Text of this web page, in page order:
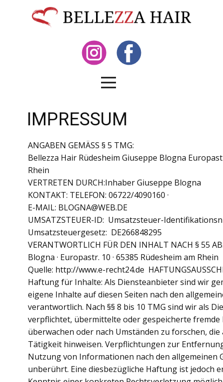
IMPRESSUM
ANGABEN GEMÄSS § 5 TMG:
Bellezza Hair Rüdesheim Giuseppe Blogna
Rhein
VERTRETEN DURCH:Inhaber Giuseppe Blogna
KONTAKT: TELEFON: 06722/4090160 ·
E-MAIL: ​BLOGNA@WEB.DE
UMSATZSTEUER-ID: Umsatzsteuer-
Umsatzsteuergesetz: DE266848295
VERANTWORTLICH FÜR DEN INHALT NACH § 55
Blogna · Europastr. 10 · 65385 Rüdesheim am Rhein
Quelle: http://www.e-recht24.de
Haftung für Inhalte: Als Diensteanbieter sind wir
eigene Inhalte auf diesen Seiten nach den
verantwortlich. Nach §§ 8 bis 10 TMG sind wir als
verpflichtet, übermittelte oder gespeicherte
überwachen oder nach Umständen zu forschen,
Tätigkeit hinweisen. Verpflichtungen zur
Nutzung von Informationen nach den allgemeinen
unberührt. Eine diesbezügliche Haftung ist jedoch